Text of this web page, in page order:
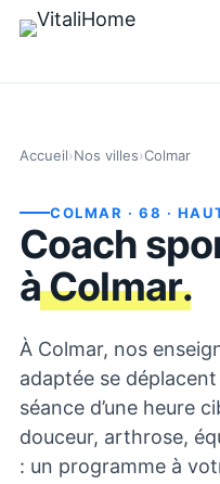
Accueil›Nos villes›Colmar
COLMAR · 68 ·
Coach
àColmar.
À Colmar, nos
adaptée se
séance d’une heure
douceur, arthrose,
: un programme à